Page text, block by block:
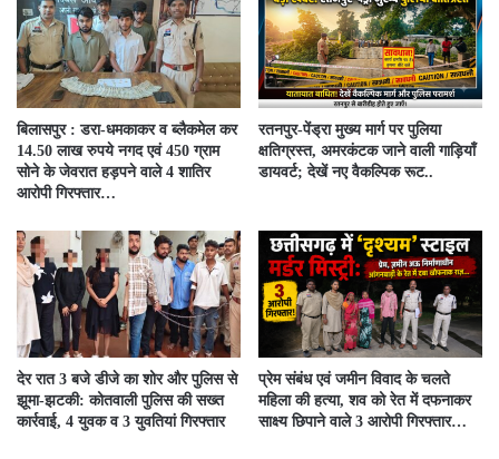
बिलासपुर : डरा-धमकाकर व ब्लैकमेल कर
14.50 लाख रुपये नगद एवं 450 ग्राम
सोने के जेवरात हड़पने वाले 4 शातिर
आरोपी गिरफ्तार…
रतनपुर-पेंड्रा मुख्य मार्ग पर पुलिया
क्षतिग्रस्त, अमरकंटक जाने वाली गाड़ियाँ
डायवर्ट; देखें नए वैकल्पिक रूट..
देर रात 3 बजे डीजे का शोर और पुलिस से
झूमा-झटकी: कोतवाली पुलिस की सख्त
कार्रवाई, 4 युवक व 3 युवतियां गिरफ्तार
प्रेम संबंध एवं जमीन विवाद के चलते
महिला की हत्या, शव को रेत में दफनाकर
साक्ष्य छिपाने वाले 3 आरोपी गिरफ्तार…